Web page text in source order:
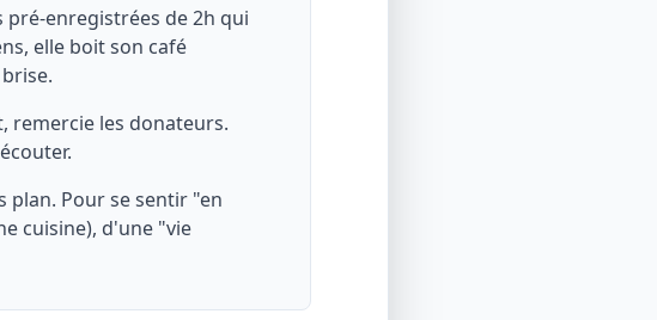
pré-enregistrées de 2h qui
elle boit son café
remercie les donateurs.
plan. Pour se sentir "en
cuisine), d'une "vie